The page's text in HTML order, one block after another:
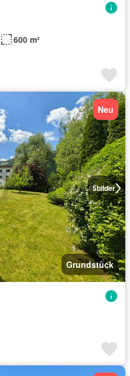
600 m²
5bilder
Neu
Grundstück